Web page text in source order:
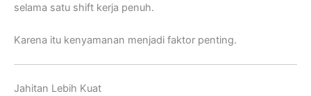
selama satu shift kerja penuh.
Karena itu kenyamanan menjadi faktor penting.
Jahitan Lebih Kuat